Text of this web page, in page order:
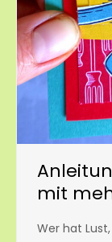
mit
Wer hat